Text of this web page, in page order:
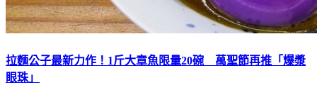
拉麵公子最新力作！1斤大章魚限量20碗 萬聖節再推「爆漿
眼珠」